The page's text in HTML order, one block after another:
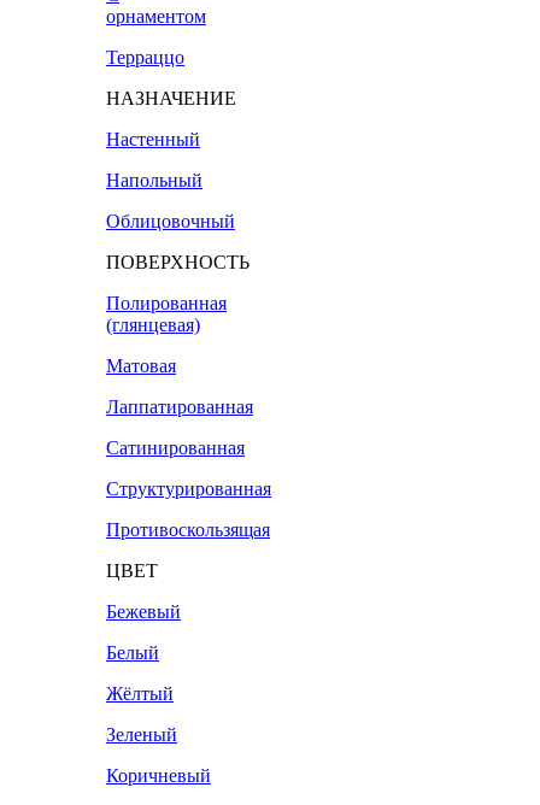
орнаментом
Терраццо
НАЗНАЧЕНИЕ
Настенный
Напольный
Облицовочный
ПОВЕРХНОСТЬ
Полированная
(глянцевая)
Матовая
Лаппатированная
Сатинированная
Структурированная
Противоскользящая
ЦВЕТ
Бежевый
Белый
Жёлтый
Зеленый
Коричневый